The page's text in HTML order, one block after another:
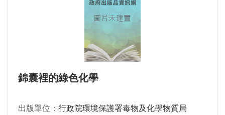
錦囊裡的綠色化學
出版單位： 行政院環境保護署毒物及化學物質局